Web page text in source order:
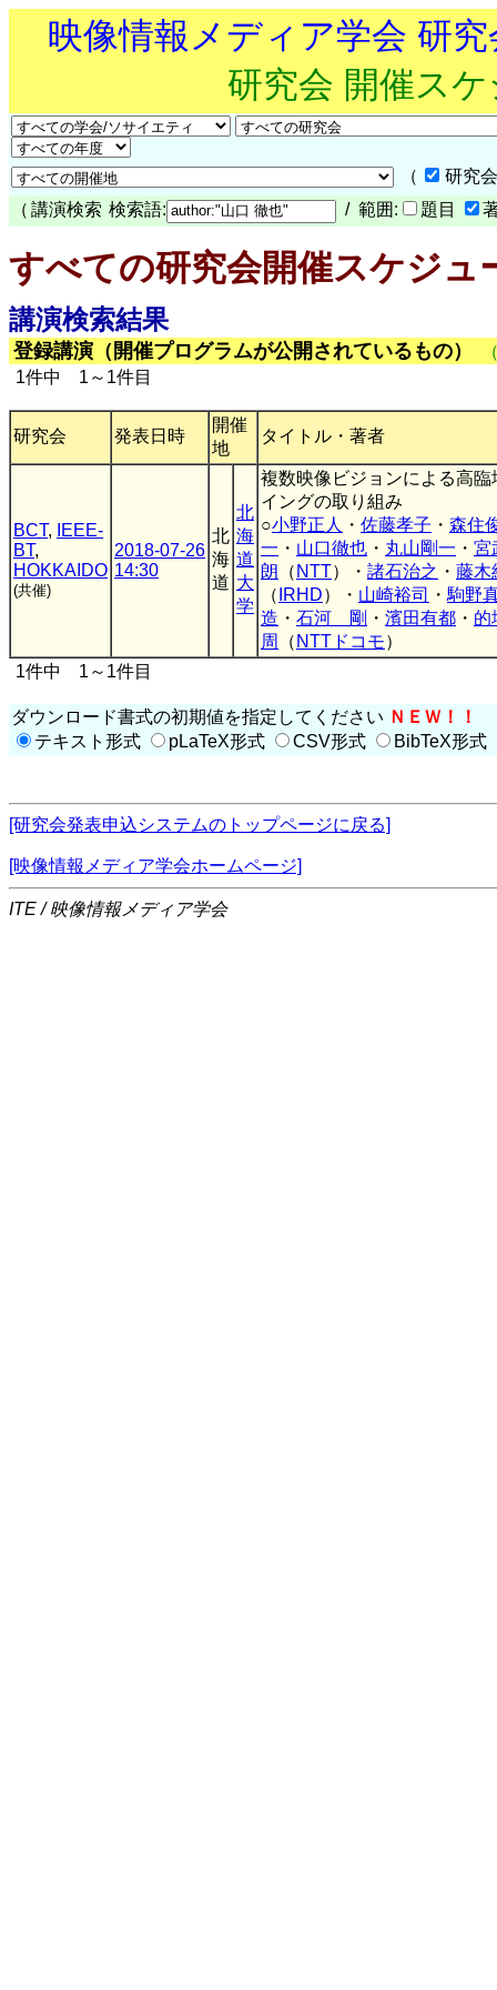
映像情報メディア学会 研
研究会 開催ス
（
研究
（ 講演検索 検索語: / 範囲: 題目
すべての研究会開催スケジュ
講演検索結果
登録講演（開催プログラムが公開されているもの）
1件中 1～1件目
研究会 発表日時
開催
地
タイトル・著者
BCT,
IEEE-
BT,
HOKKAIDO
(共催)
2018-07-26
14:30
北
海
道
北
海
道
大
学
複数映像ビジョンによる高
イングの取り組み
○小野正人 ・ 佐藤孝子 ・ 森住
一 ・ 山口徹也 ・ 丸山剛一 ・
朗 （ NTT）・ 諸石治之 ・ 藤木
（ IRHD）・ 山崎裕司 ・ 駒野
造 ・ 石河 剛 ・ 濱田有都 ・ 的
周
（ NTTドコモ）
1件中 1～1件目
ダウンロード書式の初期値を指定してください ＮＥＷ！！
テキスト形式
pLaTeX形式 CSV形式 BibTeX形式
[研究会発表申込システムのトップページに戻る]
[映像情報メディア学会ホームページ]
ITE / 映像情報メディア学会